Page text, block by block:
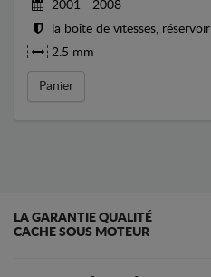
2001 - 2008
la boîte de vitesses, réservoir
2.5 mm
Panier
LA GARANTIE QUALITÉ
CACHE SOUS MOTEUR